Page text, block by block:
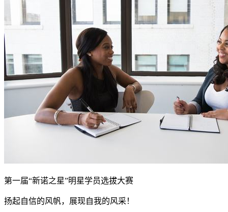
第一届“新诺之星”明星学员选拔大赛
扬起自信的风帆，展现自我的风采！